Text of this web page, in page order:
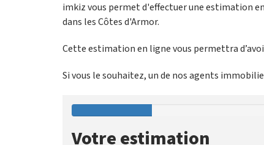
imkiz vous permet d'effectuer une estimation
dans les Côtes d'Armor.
Cette estimation en ligne vous permettra
Si vous le souhaitez, un de nos agents
Votre estimation